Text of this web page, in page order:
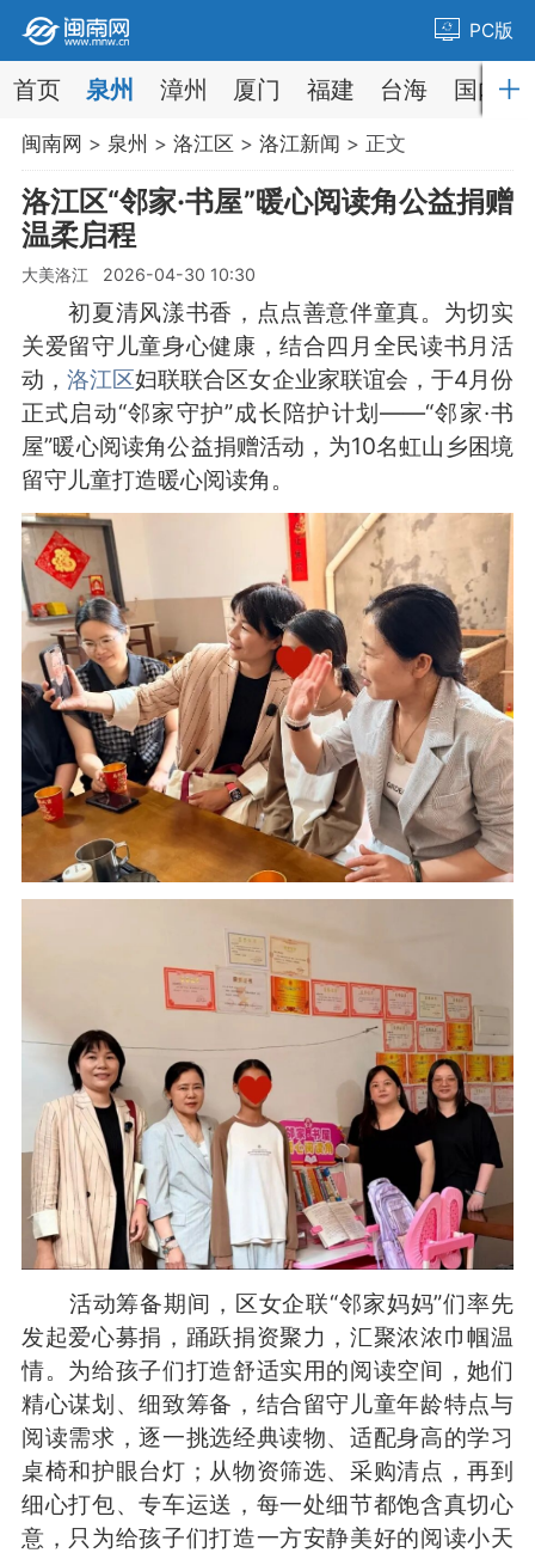
PC版
首页 泉州 漳州 厦门 福建 台海 国内
闽南网 > 泉州 > 洛江区 > 洛江新闻 > 正文
洛江区“邻家·书屋”暖心阅读角公益捐赠
温柔启程
大美洛江 2026-04-30 10:30
初夏清风漾书香，点点善意伴童真。为切实
关爱留守儿童身心健康，结合四月全民读书月活
动，洛江区妇联联合区女企业家联谊会，于4月份
正式启动“邻家守护”成长陪护计划——“邻家·书
屋”暖心阅读角公益捐赠活动，为10名虹山乡困境
留守儿童打造暖心阅读角。
活动筹备期间，区女企联“邻家妈妈”们率先
发起爱心募捐，踊跃捐资聚力，汇聚浓浓巾帼温
情。为给孩子们打造舒适实用的阅读空间，她们
精心谋划、细致筹备，结合留守儿童年龄特点与
阅读需求，逐一挑选经典读物、适配身高的学习
桌椅和护眼台灯；从物资筛选、采购清点，再到
细心打包、专车运送，每一处细节都饱含真切心
意，只为给孩子们打造一方安静美好的阅读小天